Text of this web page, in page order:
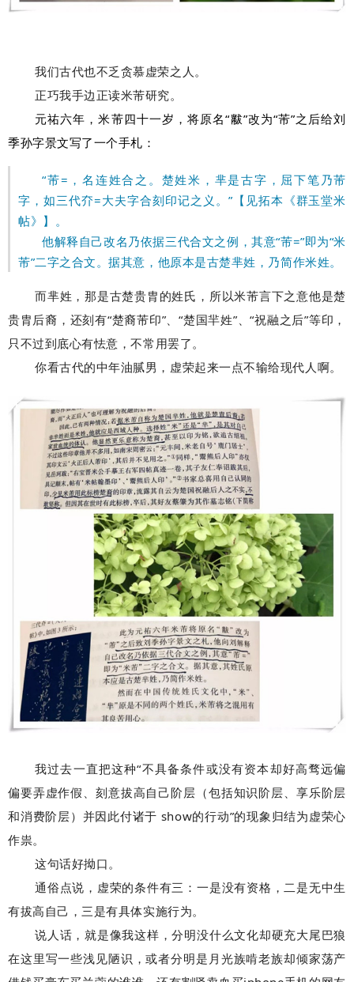
我们古代也不乏贪慕虚荣之人。
正巧我手边正读米芾研究。
元祐六年，米芾四十一岁，将原名“黻”改为“芾”之后给刘
季孙字景文写了一个手札：
“芾=，名连姓合之。楚姓米，芈是古字，屈下笔乃芾
字，如三代夰=大夫字合刻印记之义。”【见拓本《群玉堂米
帖》】。
他解释自己改名乃依据三代合文之例，其意“芾=”即为“米
芾”二字之合文。据其意，他原本是古楚芈姓，乃简作米姓。
而芈姓，那是古楚贵胄的姓氏，所以米芾言下之意他是楚
贵胄后裔，还刻有“楚裔芾印”、“楚国羋姓”、“祝融之后”等印，
只不过到底心有怯意，不常用罢了。
你看古代的中年油腻男，虚荣起来一点不输给现代人啊。
我过去一直把这种“不具备条件或没有资本却好高骛远偏
偏要弄虚作假、刻意拔高自己阶层（包括知识阶层、享乐阶层
和消费阶层）并因此付诸于 show的行动”的现象归结为虚荣心
作祟。
这句话好拗口。
通俗点说，虚荣的条件有三：一是没有资格，二是无中生
有拔高自己，三是有具体实施行为。
说人话，就是像我这样，分明没什么文化却硬充大尾巴狼
在这里写一些浅见陋识，或者分明是月光族啃老族却倾家荡产